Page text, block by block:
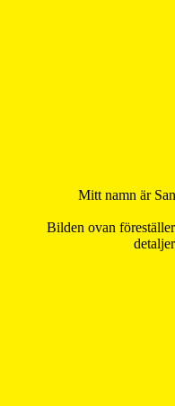
Mitt namn är
Bilden ovan